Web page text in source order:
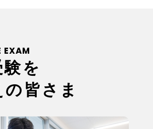
EXAM
を
皆さま